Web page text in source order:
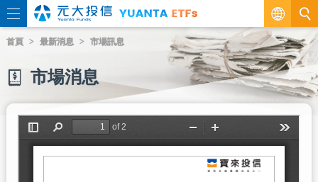
繁
EN
首頁 最新消息 市場訊息
市場消息